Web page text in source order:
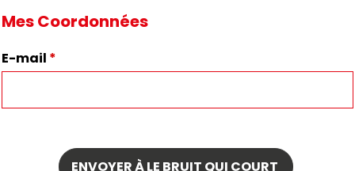
Mes Coordonnées
E-mail *